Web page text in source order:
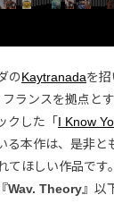
のKaytranadaを
フランスを拠点と
クした「 I Know
る本作は、是非と
てほしい作品です。
Wav. Theory』以